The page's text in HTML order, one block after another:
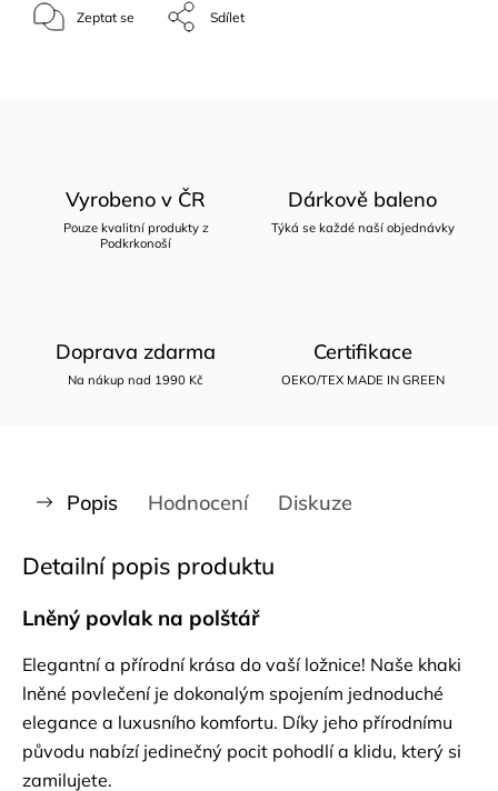
Zeptat se Sdílet
Vyrobeno v ČR
Pouze kvalitní produkty z
Podkrkonoší
Dárkově baleno
Týká se každé naší objednávky
Doprava zdarma
Na nákup nad 1990 Kč
Certifikace
OEKO/TEX MADE IN GREEN
Popis Hodnocení Diskuze
Detailní popis produktu
Lněný povlak na polštář
Elegantní a přírodní krása do vaší ložnice! Naše khaki
lněné povlečení je dokonalým spojením jednoduché
elegance a luxusního komfortu. Díky jeho přírodnímu
původu nabízí jedinečný pocit pohodlí a klidu, který si
zamilujete.